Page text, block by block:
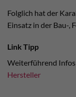
Folglich hat der
Einsatz in der Bau-,
Link Tipp
Weiterführend Infos
Hersteller